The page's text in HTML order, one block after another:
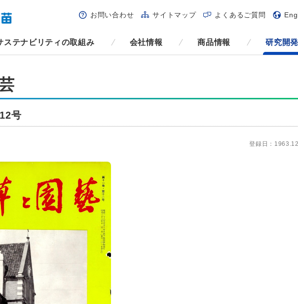
ステナビリティの取組み 会社情報 商品情報 研究開発
お問い合わせ サイトマップ よくあるご質問
号
登録日：